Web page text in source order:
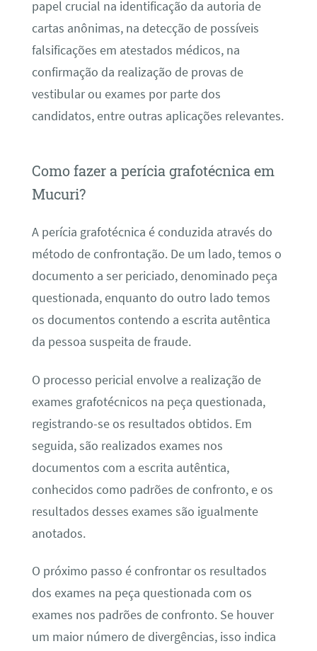
papel crucial na identificação da autoria de
cartas anônimas, na detecção de possíveis
falsificações em atestados médicos, na
confirmação da realização de provas de
vestibular ou exames por parte dos
candidatos, entre outras aplicações relevantes.
Como fazer a perícia grafotécnica em
Mucuri?
A perícia grafotécnica é conduzida através do
método de confrontação. De um lado, temos o
documento a ser periciado, denominado peça
questionada, enquanto do outro lado temos
os documentos contendo a escrita autêntica
da pessoa suspeita de fraude.
O processo pericial envolve a realização de
exames grafotécnicos na peça questionada,
registrando-se os resultados obtidos. Em
seguida, são realizados exames nos
documentos com a escrita autêntica,
conhecidos como padrões de confronto, e os
resultados desses exames são igualmente
anotados.
O próximo passo é confrontar os resultados
dos exames na peça questionada com os
exames nos padrões de confronto. Se houver
um maior número de divergências, isso indica